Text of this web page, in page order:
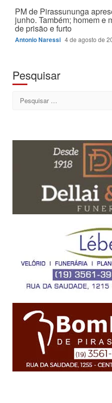
PM de Pirassununga
junho. Também; homem e
de prisão e furto
Antonio Naressi 4 de agosto de
Pesquisar
Pesquisar